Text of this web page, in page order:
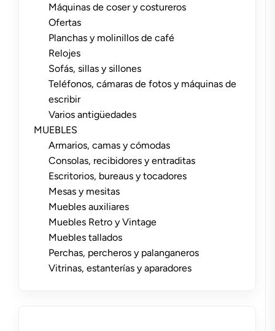
Máquinas de coser y costureros
Ofertas
Planchas y molinillos de café
Relojes
Sofás, sillas y sillones
Teléfonos, cámaras de fotos y máquinas de
escribir
Varios antigüedades
MUEBLES
Armarios, camas y cómodas
Consolas, recibidores y entraditas
Escritorios, bureaus y tocadores
Mesas y mesitas
Muebles auxiliares
Muebles Retro y Vintage
Muebles tallados
Perchas, percheros y palanganeros
Vitrinas, estanterías y aparadores